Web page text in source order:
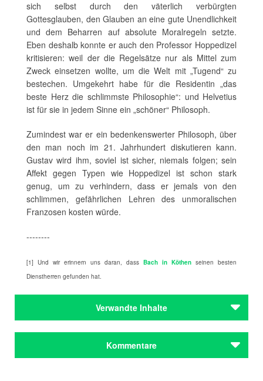
sich selbst durch den väterlich verbürgten
Gottesglauben, den Glauben an eine gute Unendlichkeit
und dem Beharren auf absolute Moralregeln setzte.
Eben deshalb konnte er auch den Professor Hoppedizel
kritisieren: weil der die Regelsätze nur als Mittel zum
Zweck einsetzen wollte, um die Welt mit „Tugend“ zu
bestechen. Umgekehrt habe für die Residentin „das
beste Herz die schlimmste Philosophie“: und Helvetius
ist für sie in jedem Sinne ein „schöner“ Philosoph.
Zumindest war er ein bedenkenswerter Philosoph, über
den man noch im 21. Jahrhundert diskutieren kann.
Gustav wird ihm, soviel ist sicher, niemals folgen; sein
Affekt gegen Typen wie Hoppedizel ist schon stark
genug, um zu verhindern, dass er jemals von den
schlimmen, gefährlichen Lehren des unmoralischen
Franzosen kosten würde.
--------
[1] Und wir erinnern uns daran, dass Bach in Köthen seinen besten
Dienstherren gefunden hat.
Verwandte Inhalte
Kommentare